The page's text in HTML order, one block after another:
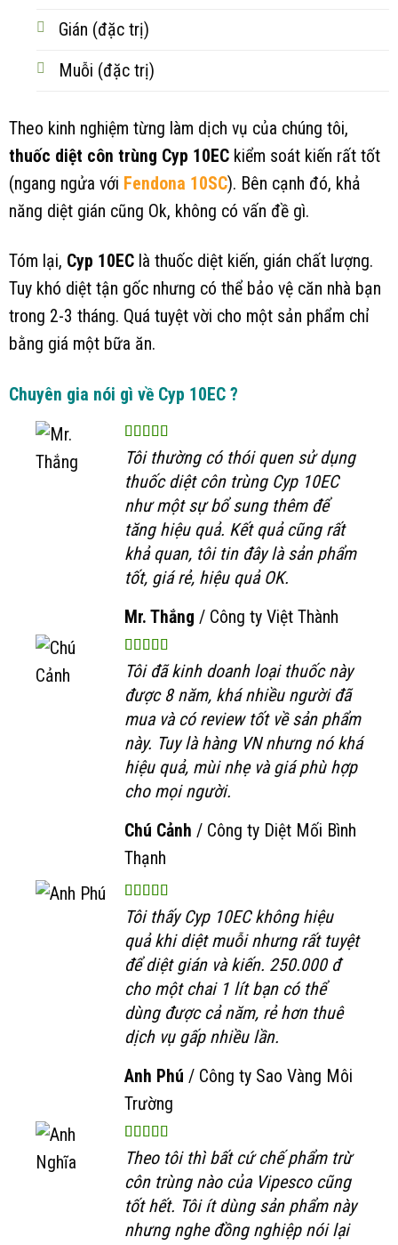
Gián (đặc trị)
Muỗi (đặc trị)
Theo kinh nghiệm từng làm dịch vụ của chúng tôi,
thuốc diệt côn trùng Cyp 10EC kiểm soát kiến rất tốt
(ngang ngửa với Fendona 10SC). Bên cạnh đó, khả
năng diệt gián cũng Ok, không có vấn đề gì.
Tóm lại, Cyp 10EC là thuốc diệt kiến, gián chất lượng.
Tuy khó diệt tận gốc nhưng có thể bảo vệ căn nhà bạn
trong 2-3 tháng. Quá tuyệt vời cho một sản phẩm chỉ
bằng giá một bữa ăn.
Chuyên gia nói gì về Cyp 10EC ?
Tôi thường có thói quen sử dụng
thuốc diệt côn trùng Cyp 10EC
như một sự bổ sung thêm để
tăng hiệu quả. Kết quả cũng rất
khả quan, tôi tin đây là sản phẩm
tốt, giá rẻ, hiệu quả OK.
Mr. Thắng / Công ty Việt Thành
Tôi đã kinh doanh loại thuốc này
được 8 năm, khá nhiều người đã
mua và có review tốt về sản phẩm
này. Tuy là hàng VN nhưng nó khá
hiệu quả, mùi nhẹ và giá phù hợp
cho mọi người.
Chú Cảnh / Công ty Diệt Mối Bình
Thạnh
Tôi thấy Cyp 10EC không hiệu
quả khi diệt muỗi nhưng rất tuyệt
để diệt gián và kiến. 250.000 đ
cho một chai 1 lít bạn có thể
dùng được cả năm, rẻ hơn thuê
dịch vụ gấp nhiều lần.
Anh Phú / Công ty Sao Vàng Môi
Trường
Theo tôi thì bất cứ chế phẩm trừ
côn trùng nào của Vipesco cũng
tốt hết. Tôi ít dùng sản phẩm này
nhưng nghe đồng nghiệp nói lại